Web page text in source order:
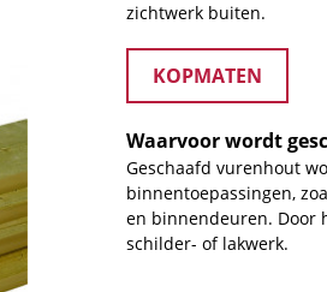
zichtwerk buiten.
KOPMATEN
Waarvoor wordt
Geschaafd vurenhout
binnentoepassingen,
en binnendeuren. Door
schilder- of lakwerk.